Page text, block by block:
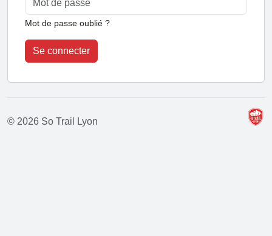
Mot de passe oublié ?
Se connecter
© 2026 So Trail Lyon